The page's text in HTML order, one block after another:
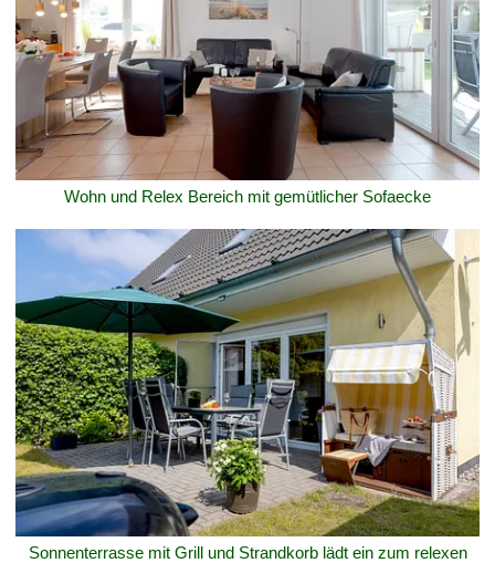
Wohn und Relex Bereich mit gemütlicher Sofaecke
Sonnenterrasse mit Grill und Strandkorb lädt ein zum relexen